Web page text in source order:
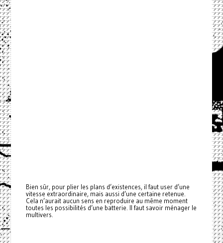
Bien sûr, pour plier les plans d’existences, il faut user d’une
vitesse extraordinaire, mais aussi d’une certaine retenue.
Cela n’aurait aucun sens en reproduire au même moment
toutes les possibilités d’une batterie. Il faut savoir ménager le
multivers.